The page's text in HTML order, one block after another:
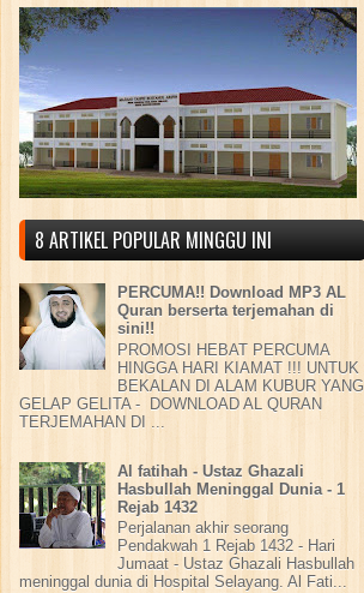
8 ARTIKEL POPULAR MINGGU INI
PERCUMA!! Download MP3 AL
Quran berserta terjemahan di
sini!!
PROMOSI HEBAT PERCUMA
HINGGA HARI KIAMAT !!! UNTUK
BEKALAN DI ALAM KUBUR YANG
GELAP GELITA - DOWNLOAD AL QURAN
TERJEMAHAN DI ...
Al fatihah - Ustaz Ghazali
Hasbullah Meninggal Dunia - 1
Rejab 1432
Perjalanan akhir seorang
Pendakwah 1 Rejab 1432 - Hari
Jumaat - Ustaz Ghazali Hasbullah
meninggal dunia di Hospital Selayang. Al Fati...